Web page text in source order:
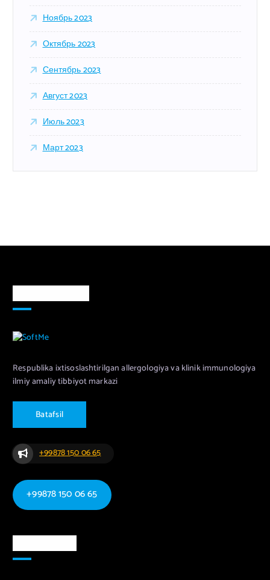
Ноябрь 2023
Октябрь 2023
Сентябрь 2023
Август 2023
Июль 2023
Март 2023
Respublika ixtisoslashtirilgan allergologiya va klinik immunologiya
ilmiy amaliy tibbiyot markazi
Batafsil
+99878 150 06 65
+99878 150 06 65